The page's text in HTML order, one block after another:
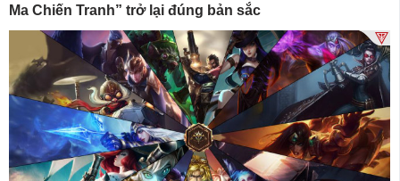
Ma Chiến Tranh” trở lại đúng bản sắc